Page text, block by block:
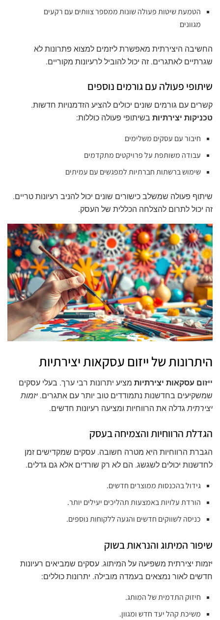
הטמעת שיטות פעולה שונות ממספר צוותים עם רקעים
מגוונים
החשיבה היצירתית מאפשרת ליזמים למצוא פתרונות לא
שגרתיים לאתגרים. זה יכול להוביל לרעיונות מקוריים.
שיתופי פעולה עם גורמים נוספים
קשרים עם גורמים שונים יכולים להציע הזדמנויות חדשות.
טכניקות יצירתיות בשיתופי פעולה כוללות:
חיבור עם עסקים משלימים
עבודה משותפת על פרויקטים מתקדמים
שימוש ברשתות חברתיות למפגשים עם עמיתים
שיתוף פעולה שמשלב כישורים שונים יכול להניב רעיונות טריים.
זה יכול לתרום להצלחה הכללית של העסק.
היתרונות של ייזום עסקאות יצירתיות
ייזום עסקאות יצירתיות מציע יתרונות רבי ערך. בעלי עסקים
שמשקיעים בחדשנות נתמודדים טוב יותר עם אתגרים. יזמות
יצירתיתגדלה את הרווחיות ומציעה רעיונות חדשים.
הגדלת הרווחיות והצמיחה בעסק
הגברת הרווחיות היא מטרה חשובה. עסקים שמקדישים זמן
לחדשנות יכולים לשגשג. הם לא רק שורדים אלא גם גדלים.
גידול בהכנסות ממוצרים חדשים.
הורדת עלויות באמצעות תהליכים יעילים יותר.
כניסה לשווקים חדשים והגעה ללקוחות נוספים.
שיפור המיתוג והנראות בשוק
יזמות יצירתית משפיעה על המיתוג. עסקים שמביאים רעיונות
חדשים לאור נמצאים בעמדה מובילה. יתרונות כוללים:
חיזוק התדמית של המותג.
משיכת קהל יעד חדש ומגוון.